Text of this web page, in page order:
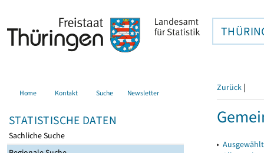
Home Kontakt Suche Newsletter
STATISTISCHE DATEN
Sachliche Suche
Zurück |
▸